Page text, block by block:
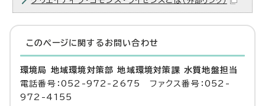
このページに関する お問い合わせ
環境局 地域環境対策部 地域環境対策課 水質地盤担当
電話番号：052-972-2675 ファクス番号：052-
972-4155